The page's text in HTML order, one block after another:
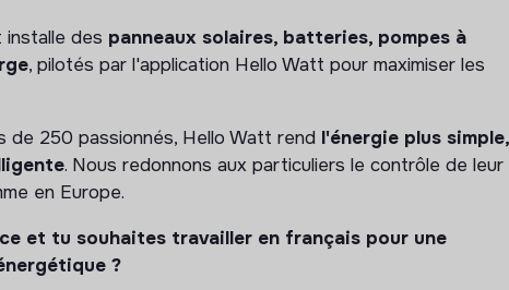
installe des panneaux solaires, batteries, pompes à
, pilotés par l'application Hello Watt pour maximiser les
de 250 passionnés, Hello Watt rend l'énergie plus simple,
. Nous redonnons aux particuliers le contrôle de leur
en Europe.
et tu souhaites travailler en français pour une
?